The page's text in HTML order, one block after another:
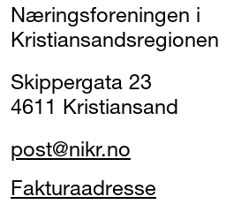
Næringsforeningen i
Kristiansandsregionen
Skippergata 23
4611 Kristiansand
post@nikr.no
Fakturaadresse